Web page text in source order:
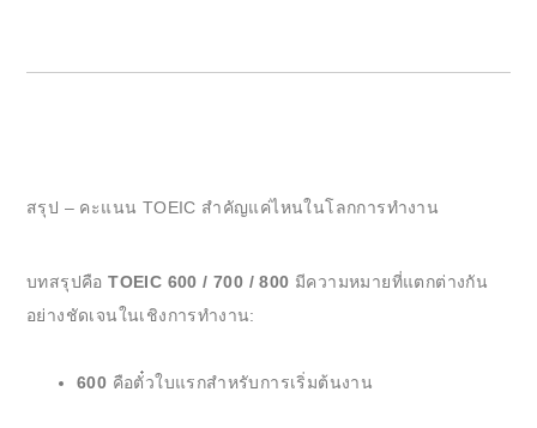
สรุป – คะแนน TOEIC สำคัญแค่ไหนในโลกการทำงาน
บทสรุปคือTOEIC 600 / 700 / 800 มีความหมายที่แตกต่างกัน
อย่างชัดเจนในเชิงการทำงาน:
600 คือตั๋วใบแรกสำหรับการเริ่มต้นงาน